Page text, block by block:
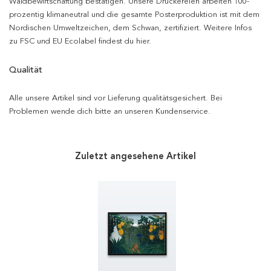
prozentig klimaneutral und die gesamte Posterproduktion ist mit dem
Nordischen Umweltzeichen, dem Schwan, zertifiziert. Weitere Infos
zu FSC und EU Ecolabel findest du hier.
Qualität
Alle unsere Artikel sind vor Lieferung qualitätsgesichert. Bei
Problemen wende dich bitte an unseren Kundenservice.
Zuletzt angesehene Artikel